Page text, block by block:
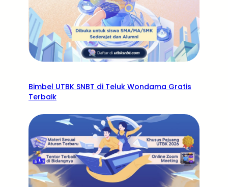
Bimbel UTBK SNBT di Teluk Wondama Gratis
Terbaik